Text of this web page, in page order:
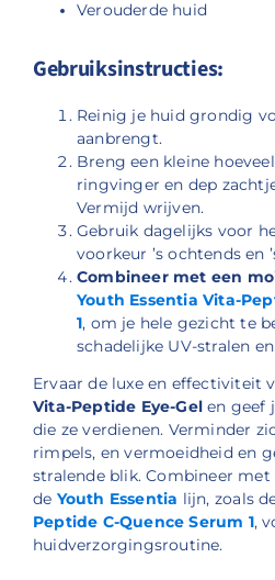
Verouderde huid
Gebruiksinstructies:
Reinig je huid grondig
aanbrengt.
Breng een kleine
ringvinger en dep
Vermijd wrijven.
Gebruik dagelijks voor
voorkeur ’s ochtends en
Combineer met een
Youth Essentia Vita-
1, om je hele gezicht te
schadelijke UV-stralen
Ervaar de luxe en effectiviteit
Vita-Peptide Eye-Gel en geef
die ze verdienen. Verminder
rimpels, en vermoeidheid en
stralende blik. Combineer
de Youth Essentia lijn, zoals
Peptide C-Quence Serum 1,
huidverzorgingsroutine.